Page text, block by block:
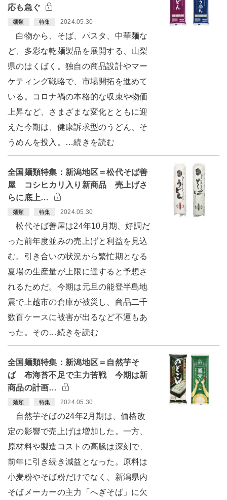
応も急ぐ
麺類 特集 2024.05.30
白物から、そば、パスタ、中華麺な
ど、多彩な乾麺製品を展開する、山梨
県のはくばく。独自の商品設計やマー
ケティング戦略で、市場開拓を進めて
いる。コロナ禍の本格的な収束や物価
上昇など、さまざまな変化とともに迎
えた今期は、健康訴求型のうどん、そ
うめんを投入。…続きを読む
全国麺類特集：新潟地区＝松代そば善
屋 コシヒカリ入り新商品 売上げさ
らに底上…
麺類 特集 2024.05.30
松代そば善屋は24年10月期、好調だ
った前年度並みの売上げと利益を見込
む。引き合いの状況から繁忙期となる
夏場の生産量が上限に達すると予想さ
れるためだ。今期は元旦の能登半島地
震で上越市の倉庫が被災し、商品二千
数百ケースに被害が出るなど不運もあ
った。その…続きを読む
全国麺類特集：新潟地区＝自然芋そ
ば 布海苔不足で主力苦戦 今期は新
商品の計画…
麺類 特集 2024.05.30
自然芋そばの24年2月期は、価格改
定の影響で売上げは増加した。一方、
原材料や製造コストの高騰は深刻で、
前年に引き続き減益となった。原料は
小麦粉やそば粉だけでなく、新潟県内
そばメーカーの主力「へぎそば」に欠